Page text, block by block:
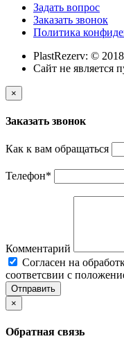
Задать вопрос
Заказать звонок
Политика
PlastRezerv: ©
Cайт не является
×
Заказать звонок
Как к вам обращаться
Телефон*
Комментарий
Cогласен на
соответсвии с
Отправить
×
Обратная связь